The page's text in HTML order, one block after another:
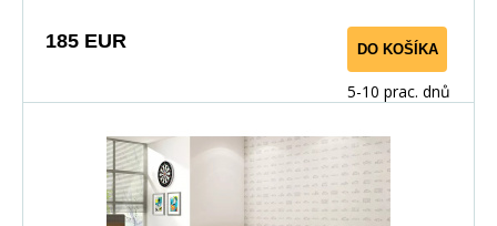
185 EUR DO KOŠÍKA
5-10 prac. dnů